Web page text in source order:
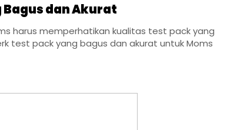
Bagus dan Akurat
harus memperhatikan kualitas test pack yang
test pack yang bagus dan akurat untuk Moms